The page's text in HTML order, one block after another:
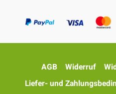
AGB Widerruf
Liefer- und